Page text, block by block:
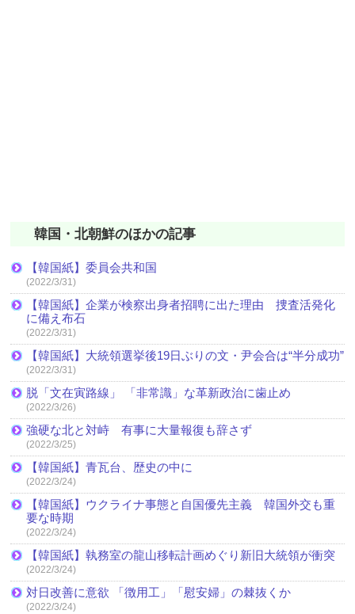
韓国・北朝鮮のほかの記事
【韓国紙】委員会共和国
(2022/3/31)
【韓国紙】企業が検察出身者招聘に出た理由 捜査活発化
に備え布石
(2022/3/31)
【韓国紙】大統領選挙後19日ぶりの文・尹会合は“半分成功”
(2022/3/31)
脱「文在寅路線」 「非常識」な革新政治に歯止め
(2022/3/26)
強硬な北と対峙 有事に大量報復も辞さず
(2022/3/25)
【韓国紙】青瓦台、歴史の中に
(2022/3/24)
【韓国紙】ウクライナ事態と自国優先主義 韓国外交も重
要な時期
(2022/3/24)
【韓国紙】執務室の龍山移転計画めぐり新旧大統領が衝突
(2022/3/24)
対日改善に意欲 「徴用工」「慰安婦」の棘抜くか
(2022/3/24)